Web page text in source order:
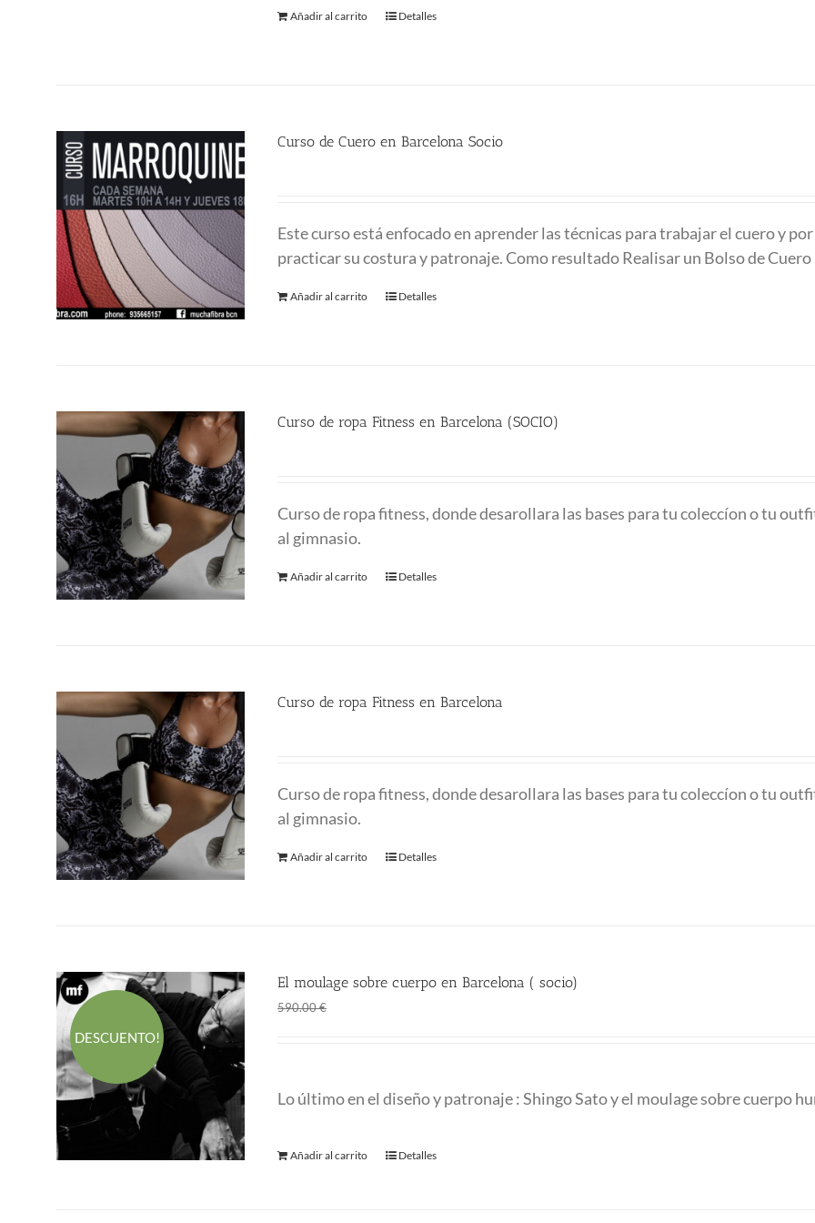
Añadir al carrito Detalles
Curso de Cuero en Barcelona Socio
Este curso está enfocado en aprender las técnicas para trabajar el cuero y
practicar su costura y patronaje. Como resultado Realisar un Bolso de
Añadir al carrito Detalles
Curso de ropa Fitness en Barcelona (SOCIO)
Curso de ropa fitness, donde desarollara las bases para tu coleccíon o tu
al gimnasio.
Añadir al carrito Detalles
Curso de ropa Fitness en Barcelona
Curso de ropa fitness, donde desarollara las bases para tu coleccíon o tu
al gimnasio.
Añadir al carrito Detalles
DESCUENTO!
El moulage sobre cuerpo en Barcelona ( socio)
590.00€
590.00 €.400.00 €.
Lo último en el diseño y patronaje : Shingo Sato y el moulage sobre cuerpo
Añadir al carrito Detalles